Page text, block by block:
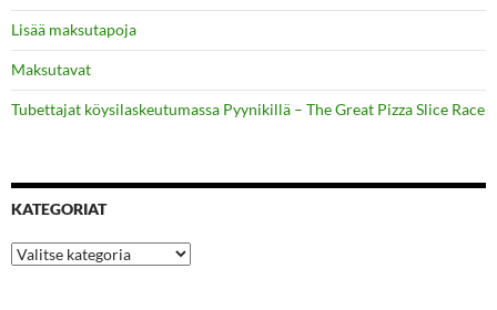
Lisää maksutapoja
Maksutavat
Tubettajat köysilaskeutumassa Pyynikillä – The Great Pizza Slice Race
KATEGORIAT
Kategoriat